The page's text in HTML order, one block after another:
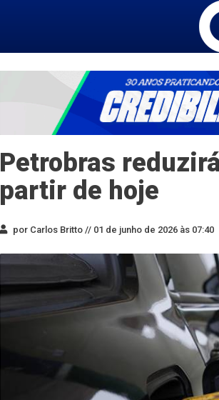
Petrobras
partir de hoje
por Carlos Britto // 01 de junho de 2026 às 07:40